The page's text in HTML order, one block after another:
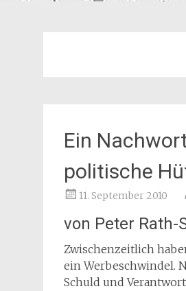
Ein
politische
11. September 2010
von Peter Rath-
Zwischenzeitlich
ein Werbeschwindel.
Schuld und